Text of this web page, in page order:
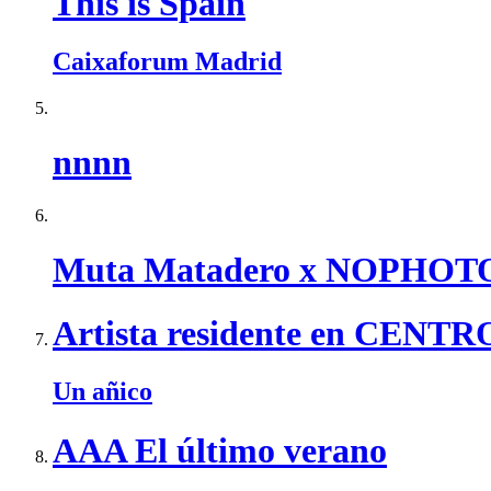
Caixaforum Madrid
nnnn
Muta Matadero x
Artista residente en
Un añico
AAA El último verano